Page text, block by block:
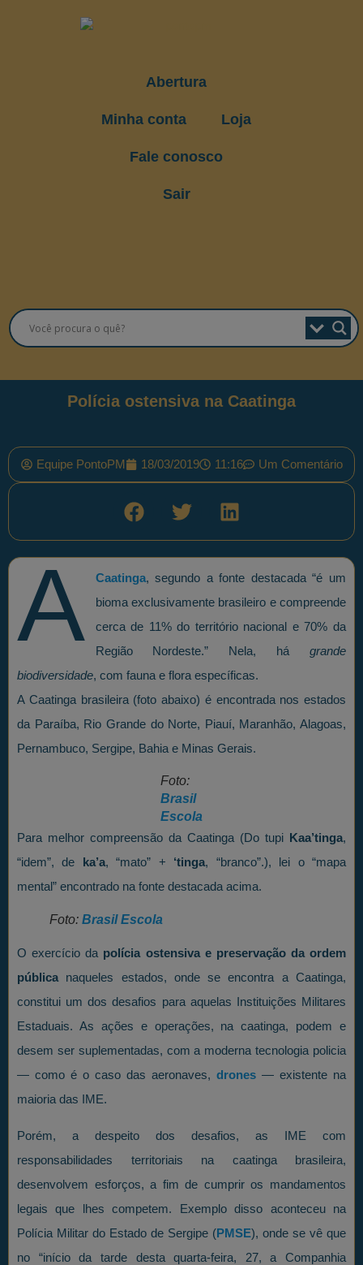
Abertura
Minha conta Loja
Fale conosco
Sair
Polícia ostensiva na Caatinga
Equipe PontoPM 18/03/2019 11:16 Um Comentário
A Caatinga, segundo a fonte destacada “é um
bioma exclusivamente brasileiro e compreende
cerca de 11% do território nacional e 70% da
Região Nordeste.” Nela, há grande
biodiversidade, com fauna e flora específicas.
A Caatinga brasileira (foto abaixo) é encontrada nos estados
da Paraíba, Rio Grande do Norte, Piauí, Maranhão, Alagoas,
Pernambuco, Sergipe, Bahia e Minas Gerais.
Foto:
Brasil
Escola
Para melhor compreensão da Caatinga (Do tupi Kaa’tinga,
“idem”, de ka’a, “mato” + ‘tinga, “branco”.), lei o “mapa
mental” encontrado na fonte destacada acima.
Foto: Brasil Escola
O exercício da polícia ostensiva e preservação da ordem
públicanaqueles estados, onde se encontra a Caatinga,
constitui um dos desafios para aquelas Instituições Militares
Estaduais. As ações e operações, na caatinga, podem e
desem ser suplementadas, com a moderna tecnologia policia
— como é o caso das aeronaves, drones — existente na
maioria das IME.
Porém, a despeito dos desafios, as IME com
responsabilidades territoriais na caatinga brasileira,
desenvolvem esforços, a fim de cumprir os mandamentos
legais que lhes competem. Exemplo disso aconteceu na
Polícia Militar do Estado de Sergipe (PMSE), onde se vê que
no “início da tarde desta quarta-feira, 27, a Companhia